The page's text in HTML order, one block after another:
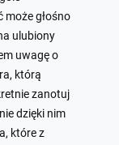
może głośno
ulubiony
uwagę o
którą
zanotuj
dzięki nim
które z